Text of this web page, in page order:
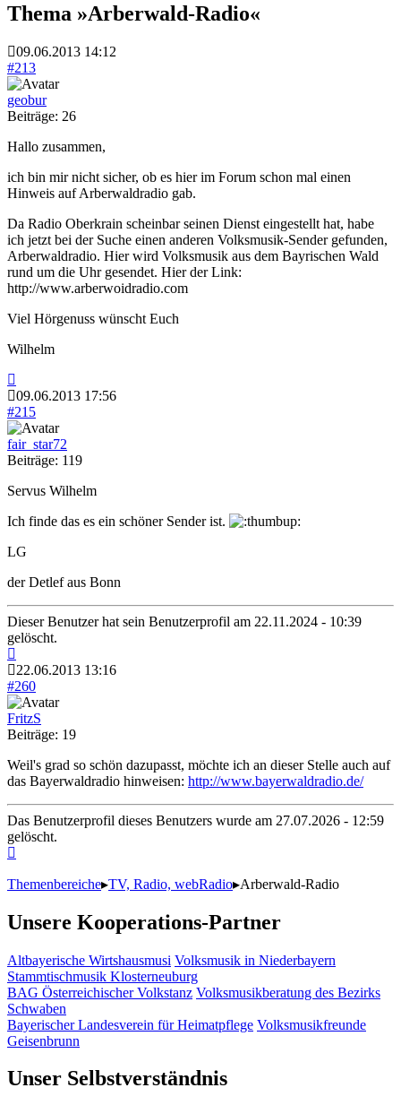
Thema »Arberwald-Radio«
09.06.2013 14:12
#213
geobur
Beiträge: 26
Hallo zusammen,
ich bin mir nicht sicher, ob es hier im Forum schon mal einen
Hinweis auf Arberwaldradio gab.
Da Radio Oberkrain scheinbar seinen Dienst eingestellt hat, habe
ich jetzt bei der Suche einen anderen Volksmusik-Sender gefunden,
Arberwaldradio. Hier wird Volksmusik aus dem Bayrischen Wald
rund um die Uhr gesendet. Hier der Link:
http://www.arberwoidradio.com
Viel Hörgenuss wünscht Euch
Wilhelm
09.06.2013 17:56
#215
fair_star72
Beiträge: 119
Servus Wilhelm
Ich finde das es ein schöner Sender ist.
LG
der Detlef aus Bonn
Dieser Benutzer hat sein Benutzerprofil am 22.11.2024 - 10:39
gelöscht.
22.06.2013 13:16
#260
FritzS
Beiträge: 19
Weil's grad so schön dazupasst, möchte ich an dieser Stelle auch auf
das Bayerwaldradio hinweisen: http://www.bayerwaldradio.de/
Das Benutzerprofil dieses Benutzers wurde am 27.07.2026 - 12:59
gelöscht.
Themenbereiche▸TV, Radio, webRadio▸Arberwald-Radio
Unsere Kooperations-Partner
Altbayerische Wirtshausmusi Volksmusik in Niederbayern
Stammtischmusik Klosterneuburg
BAG Österreichischer Volkstanz Volksmusikberatung des Bezirks
Schwaben
Bayerischer Landesverein für Heimatpflege Volksmusikfreunde
Geisenbrunn
Unser Selbstverständnis